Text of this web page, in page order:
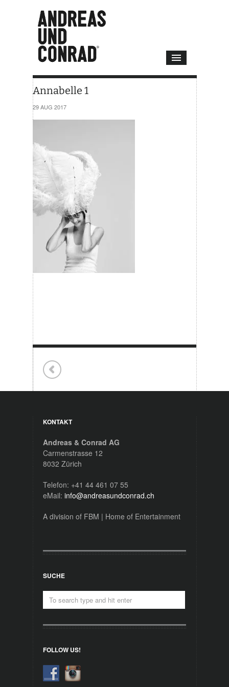
Annabelle 1
29 AUG 2017
KONTAKT
Andreas & Conrad AG
Carmenstrasse 12
8032 Zürich
Telefon: +41 44 461 07 55
eMail: info@andreasundconrad.ch
A division of FBM | Home of Entertainment
SUCHE
FOLLOW US!